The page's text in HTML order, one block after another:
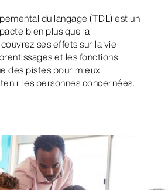
du langage (TDL) est un
bien plus que la
ses effets sur la vie
et les fonctions
des pistes pour mieux
les personnes concernées.